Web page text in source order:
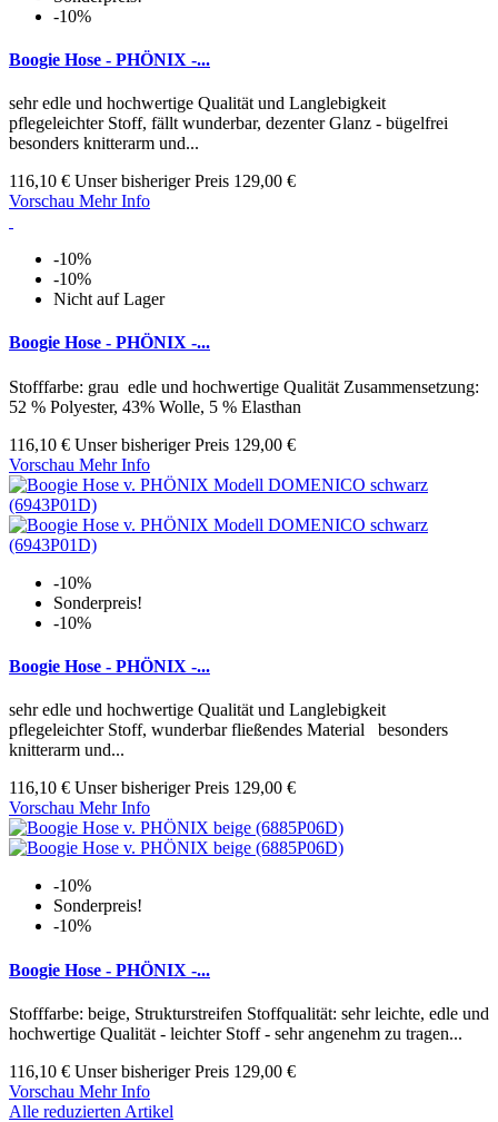
-10%
Boogie Hose - PHÖNIX -...
sehr edle und hochwertige Qualität und Langlebigkeit
pflegeleichter Stoff, fällt wunderbar, dezenter Glanz - bügelfrei
besonders knitterarm und...
116,10 € Unser bisheriger Preis 129,00 €
Vorschau Mehr Info
-10%
-10%
Nicht auf Lager
Boogie Hose - PHÖNIX -...
Stofffarbe: grau edle und hochwertige Qualität Zusammensetzung:
52 % Polyester, 43% Wolle, 5 % Elasthan
116,10 € Unser bisheriger Preis 129,00 €
Vorschau Mehr Info
-10%
Sonderpreis!
-10%
Boogie Hose - PHÖNIX -...
sehr edle und hochwertige Qualität und Langlebigkeit
pflegeleichter Stoff, wunderbar fließendes Material besonders
knitterarm und...
116,10 € Unser bisheriger Preis 129,00 €
Vorschau Mehr Info
-10%
Sonderpreis!
-10%
Boogie Hose - PHÖNIX -...
Stofffarbe: beige, Strukturstreifen Stoffqualität: sehr leichte, edle und
hochwertige Qualität - leichter Stoff - sehr angenehm zu tragen...
116,10 € Unser bisheriger Preis 129,00 €
Vorschau Mehr Info
Alle reduzierten Artikel